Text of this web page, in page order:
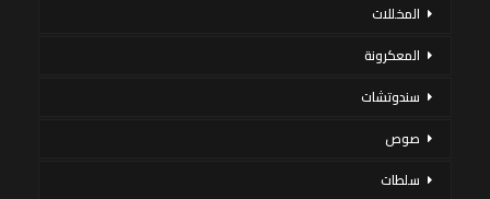
المخللات
المعكرونة
سندوتشات
صوص
سلطات